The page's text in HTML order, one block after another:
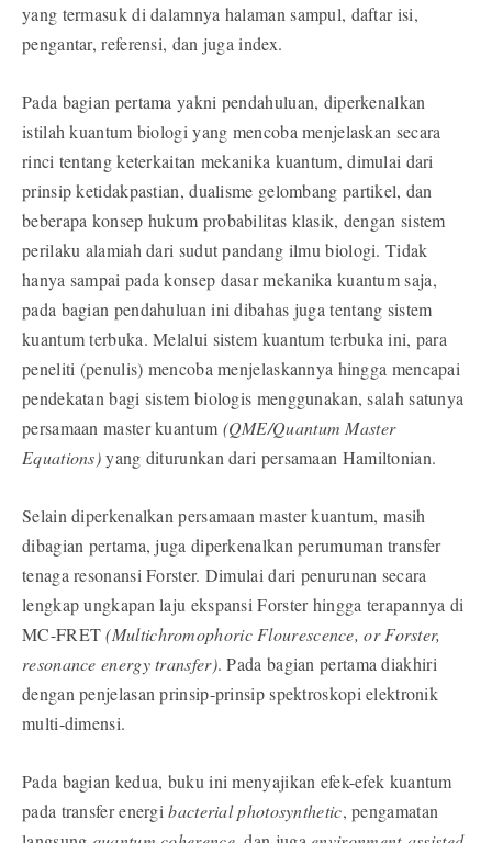
yang termasuk di dalamnya halaman sampul, daftar isi,
pengantar, referensi, dan juga index.
Pada bagian pertama yakni pendahuluan, diperkenalkan
istilah kuantum biologi yang mencoba menjelaskan secara
rinci tentang keterkaitan mekanika kuantum, dimulai dari
prinsip ketidakpastian, dualisme gelombang partikel, dan
beberapa konsep hukum probabilitas klasik, dengan sistem
perilaku alamiah dari sudut pandang ilmu biologi. Tidak
hanya sampai pada konsep dasar mekanika kuantum saja,
pada bagian pendahuluan ini dibahas juga tentang sistem
kuantum terbuka. Melalui sistem kuantum terbuka ini, para
peneliti (penulis) mencoba menjelaskannya hingga mencapai
pendekatan bagi sistem biologis menggunakan, salah satunya
persamaan master kuantum (QME/Quantum Master
Equations)yang diturunkan dari persamaan Hamiltonian.
Selain diperkenalkan persamaan master kuantum, masih
dibagian pertama, juga diperkenalkan perumuman transfer
tenaga resonansi Forster. Dimulai dari penurunan secara
lengkap ungkapan laju ekspansi Forster hingga terapannya di
MC-FRET(Multichromophoric Flourescence, or Forster,
resonance energy transfer). Pada bagian pertama diakhiri
dengan penjelasan prinsip-prinsip spektroskopi elektronik
multi-dimensi.
Pada bagian kedua, buku ini menyajikan efek-efek kuantum
pada transfer energibacterial photosynthetic, pengamatan